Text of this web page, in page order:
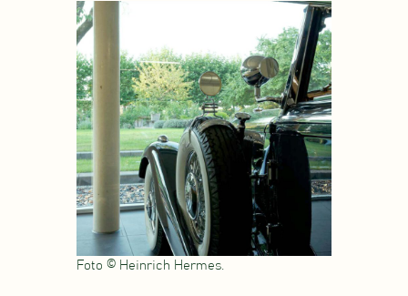
Foto © Heinrich Hermes.